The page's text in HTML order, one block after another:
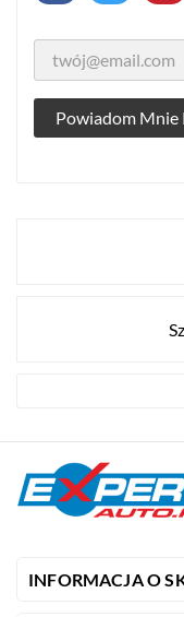
Powiadom Mnie
INFORMACJA O